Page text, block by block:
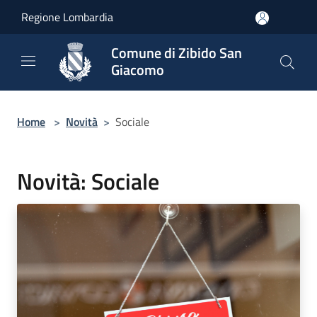
Regione Lombardia
Comune di Zibido San
Giacomo
Home > Novità > Sociale
Novità: Sociale